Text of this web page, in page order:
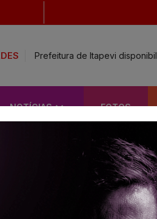
Prefeitura de Itapevi
NOTÍCIAS FOTOS